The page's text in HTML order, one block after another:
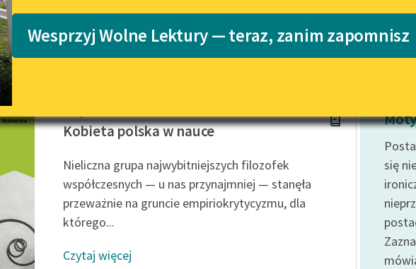
Lektury szkolne i klasyka
literatury do słuchania dla
E-kolekcja lektur szkolnych i
literatury do słuchania dla
niepełnosprawnościami
Feministyczne inspiracje.
Popularyzacja skandynawskiej
literatury feministycznej
Katalog
Katalog w
Wesprzyj Wolne Lektury — teraz, zanim zapomnisz
Kobieta polska w nauce
Nieliczna grupa najwybitniejszych filozofek
współczesnych — u nas przynajmniej — stanęła
przeważnie na gruncie empiriokrytycyzmu, dla
którego...
Czytaj więcej
się